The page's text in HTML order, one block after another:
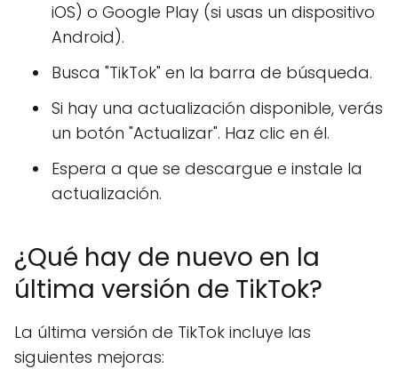
iOS) o Google Play (si usas un dispositivo
Android).
Busca "TikTok" en la barra de búsqueda.
Si hay una actualización disponible, verás
un botón "Actualizar". Haz clic en él.
Espera a que se descargue e instale la
actualización.
¿Qué hay de nuevo en la
última versión de TikTok?
La última versión de TikTok incluye las
siguientes mejoras: